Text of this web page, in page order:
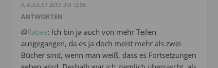
9. AUGUST 2013 UM 12:56
ANTWORTEN
@Rabea: Ich bin ja auch von mehr Teilen
ausgegangen, da es ja doch meist mehr als zwei
Bücher sind, wenn man weiß, dass es Fortsetzungen